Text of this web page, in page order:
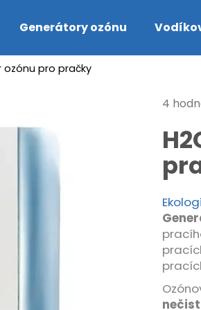
Generátory ozónu
ozónu pro pračky
je
5,0
z
5
4
Co potřebujete najít?